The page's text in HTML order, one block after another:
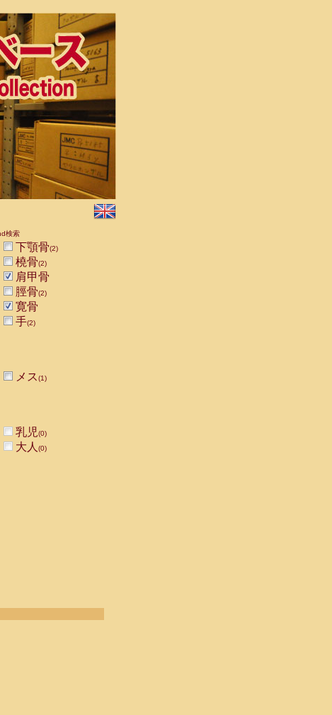
検索
下顎骨(2)
橈骨(2)
肩甲骨
脛骨(2)
寛骨
手(2)
メス(1)
乳児(0)
大人 (0)